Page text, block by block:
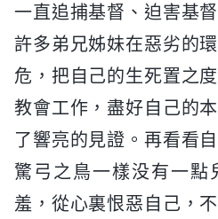
一直追捕基督、迫害基
許多弟兄姊妹在惡劣的
危，把自己的生死置之
教會工作，盡好自己的
了響亮的見證。再看看
驚弓之鳥一樣没有一點
羞，從心裏恨惡自己，